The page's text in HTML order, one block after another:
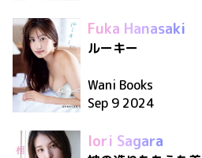
Fuka Hanasaki
ルーキー
Wani Books
Sep 9 2024
Iori Sagara